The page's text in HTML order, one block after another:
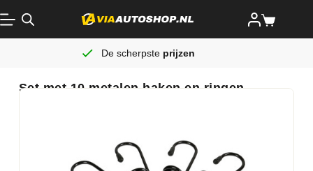
De scherpste prijzen
Set met 10 metalen haken en ringen